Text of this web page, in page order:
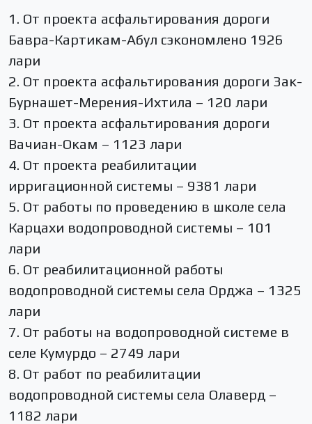
1. От проекта асфальтирования дороги
Бавра-Картикам-Абул сэкономлено 1926
лари
2. От проекта асфальтирования дороги Зак-
Бурнашет-Мерения-Ихтила – 120 лари
3. От проекта асфальтирования дороги
Вачиан-Окам – 1123 лари
4. От проекта реабилитации
ирригационной системы – 9381 лари
5. От работы по проведению в школе села
Карцахи водопроводной системы – 101
лари
6. От реабилитационной работы
водопроводной системы села Орджа – 1325
лари
7. От работы на водопроводной системе в
селе Кумурдо – 2749 лари
8. От работ по реабилитации
водопроводной системы села Олаверд –
1182 лари